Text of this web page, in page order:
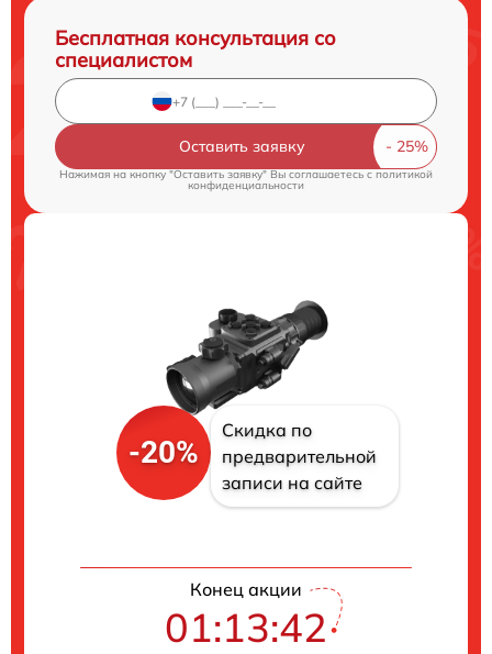
Бесплатная консультация со
специалистом
Оставить заявку
Нажимая на кнопку "Оставить заявку" Вы соглашаетесь c политикой
конфиденциальности
-20%
Скидка по
предварительной
записи на сайте
Конец акции
01:13:41